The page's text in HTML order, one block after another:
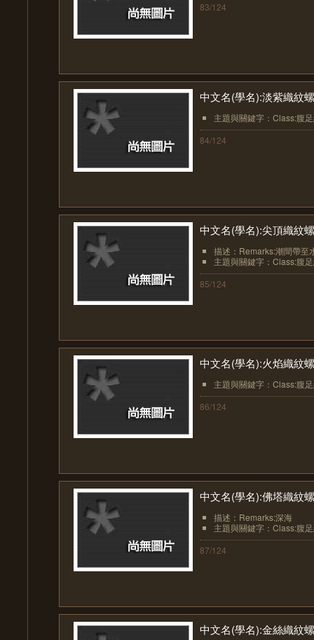
83/124
中文名(學名):淡紫織紋
主題與關鍵字：Class:腹
84/124
中文名(學名):尖頂織紋
描述：Remarks:潮間帶至
主題與關鍵字：Class:腹
85/124
中文名(學名):火焰織紋
主題與關鍵字：Class:腹
86/124
中文名(學名):佛塔織紋
描述：Remarks:深海
主題與關鍵字：Class:腹
87/124
中文名(學名):金絲織紋